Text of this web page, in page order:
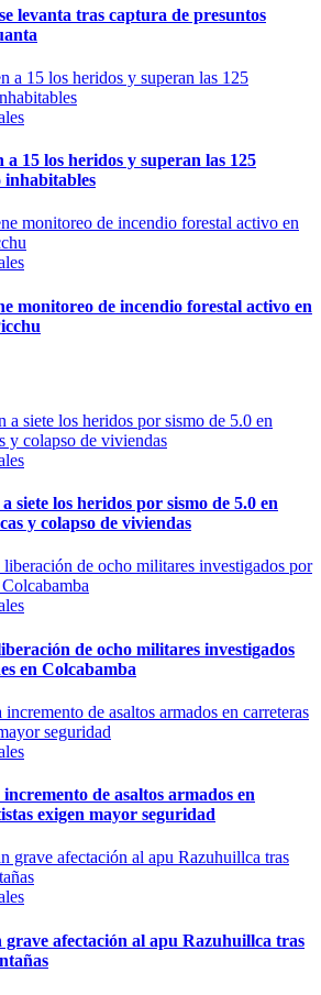
levanta tras captura de presuntos
a 15 los heridos y superan las 125
inhabitables
monitoreo de incendio forestal activo en
siete los heridos por sismo de 5.0 en
y colapso de viviendas
de ocho militares investigados
en Colcabamba
de asaltos armados en
exigen mayor seguridad
afectación al apu Razuhuillca tras